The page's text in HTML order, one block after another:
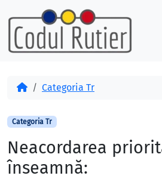
Skip to content
Skip to footer
AcasăCategoria Tr
Categoria Tr
Neacordarea
înseamnă: